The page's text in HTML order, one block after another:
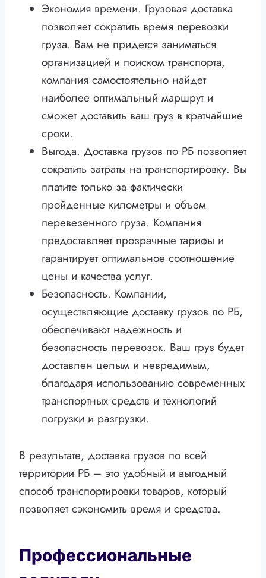
Экономия времени. Грузовая доставка
позволяет сократить время перевозки
груза. Вам не придется заниматься
организацией и поиском транспорта,
компания самостоятельно найдет
наиболее оптимальный маршрут и
сможет доставить ваш груз в кратчайшие
сроки.
Выгода. Доставка грузов по РБ позволяет
сократить затраты на транспортировку. Вы
платите только за фактически
пройденные километры и объем
перевезенного груза. Компания
предоставляет прозрачные тарифы и
гарантирует оптимальное соотношение
цены и качества услуг.
Безопасность. Компании,
осуществляющие доставку грузов по РБ,
обеспечивают надежность и
безопасность перевозок. Ваш груз будет
доставлен целым и невредимым,
благодаря использованию современных
транспортных средств и технологий
погрузки и разгрузки.
В результате, доставка грузов по всей
территории РБ – это удобный и выгодный
способ транспортировки товаров, который
позволяет сэкономить время и средства.
Профессиональные